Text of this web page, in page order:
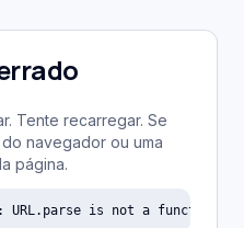
Tente recarregar. Se
navegador ou uma
página.
URL.parse is not a function